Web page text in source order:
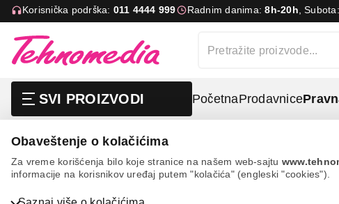
Obaveštenje o kolačićima
Za vreme korišćenja bilo koje stranice na našem web-sajtu
informacije na korisnikov uređaj putem "kolačića" (engleski "cookies").
Korisnička podrška: 011 4444 999 Radnim danima:8h-20h ,
SVI PROIZVODI PočetnaProdavnice
Samsung qe77s99hatxxh